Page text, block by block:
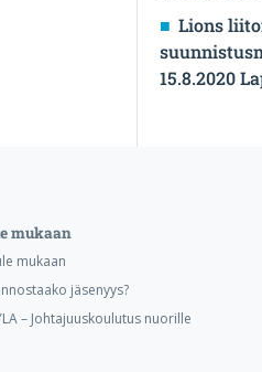
Lions
15.8.2020
mukaan
mukaan
jäsenyys?
– Johtajuuskoulutus nuorille